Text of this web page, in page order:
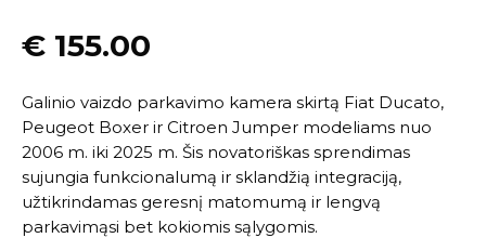
€ 155.00
Galinio vaizdo parkavimo kamera skirtą Fiat Ducato,
Peugeot Boxer ir Citroen Jumper modeliams nuo
2006 m. iki 2025 m. Šis novatoriškas sprendimas
sujungia funkcionalumą ir sklandžią integraciją,
užtikrindamas geresnį matomumą ir lengvą
parkavimąsi bet kokiomis sąlygomis.